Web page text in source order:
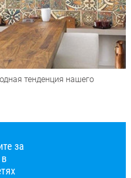
тенденция нашего
за